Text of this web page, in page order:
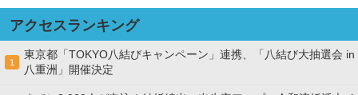
アクセスランキング
1
東京都「TOKYO八結びキャンペーン」連携、「八結び大抽選会 in
八重洲」開催決定